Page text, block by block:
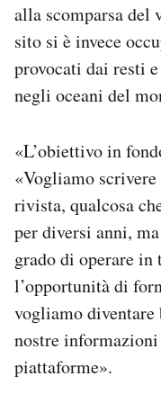
alla scomparsa
sito si è invece
provocati dai resti
negli oceani del
«L’obiettivo in
«Vogliamo
rivista, qualcosa
per diversi anni,
grado di operare
l’opportunità di
vogliamo
nostre
piattaforme».